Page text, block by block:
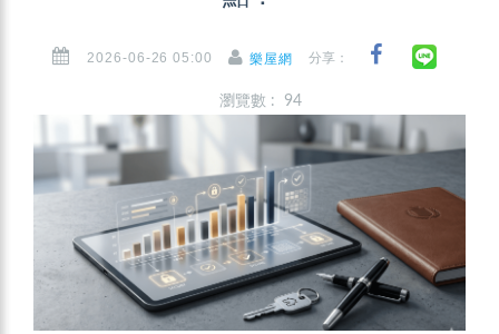
2026-06-26 05:00 樂屋網 分享：
瀏覽數 : 94